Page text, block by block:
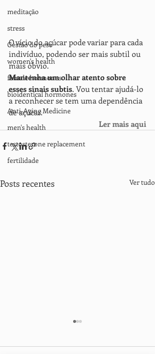
meditação
stress
Gestão do peso
women's health
female hormones
bioidentical hormones
Anti-Aging Medicine
men's health
testosterone replacement
fertilidade
O vício do açúcar pode variar para cada
indivíduo, podendo ser mais subtil ou
mais óbvio.
Mantenha um olhar atento sobre
esses sinais subtis. Vou tentar ajudá-lo
a reconhecer se tem uma dependência
de açúcar.
Ler mais aqui
Posts recentes Ver tudo